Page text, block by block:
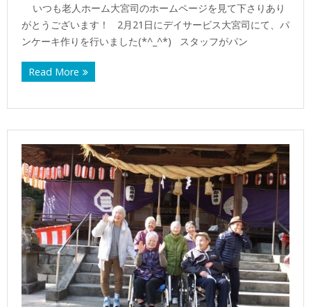
いつも老人ホーム大宮司のホームページを見て下さりあり
がとうございます！ 2月21日にデイサービス大宮司にて、パ
ンケーキ作りを行いました(*^_^*) スタッフがパン
Read More